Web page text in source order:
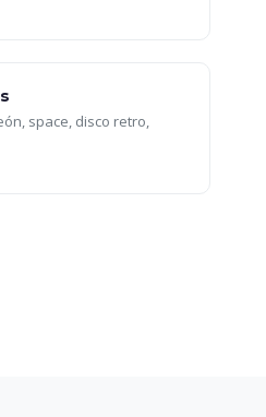
space, disco retro,